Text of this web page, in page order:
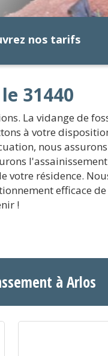
nos tarifs
31440
La vidange de
à votre
nous
résidence.
efficace
!
à Arlos